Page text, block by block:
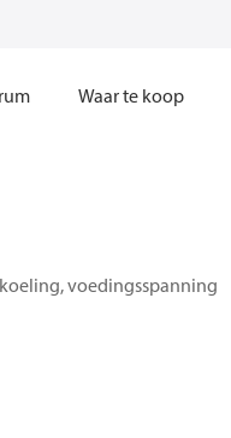
Waar te koop
voedingsspanning